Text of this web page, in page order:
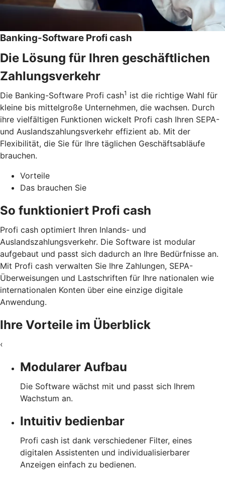
Banking-Software Profi cash
Die Lösung für Ihren geschäftlichen
Zahlungsverkehr
Die Banking-Software Profi cash1 ist die richtige Wahl für
kleine bis mittelgroße Unternehmen, die wachsen. Durch
ihre vielfältigen Funktionen wickelt Profi cash Ihren SEPA-
und Auslandszahlungsverkehr effizient ab. Mit der
Flexibilität, die Sie für Ihre täglichen Geschäftsabläufe
brauchen.
Vorteile
Das brauchen Sie
So funktioniert Profi cash
Profi cash optimiert Ihren Inlands- und
Auslandszahlungsverkehr. Die Software ist modular
aufgebaut und passt sich dadurch an Ihre Bedürfnisse an.
Mit Profi cash verwalten Sie Ihre Zahlungen, SEPA-
Überweisungen und Lastschriften für Ihre nationalen wie
internationalen Konten über eine einzige digitale
Anwendung.
Ihre Vorteile im Überblick
‹
Modularer Aufbau
Die Software wächst mit und passt sich Ihrem
Wachstum an.
Intuitiv bedienbar
Profi cash ist dank verschiedener Filter, eines
digitalen Assistenten und individualisierbarer
Anzeigen einfach zu bedienen.